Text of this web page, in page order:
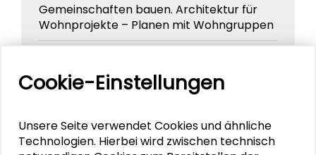
Gemeinschaften bauen. Architektur für
Wohnprojekte – Planen mit Wohngruppen
Potentiale gemeinschaftlicher
Gemeinschaften bauen. Neue
Cookie-Einstellungen
Unsere Seite verwendet Cookies und ähnliche
Technologien. Hierbei wird zwischen technisch